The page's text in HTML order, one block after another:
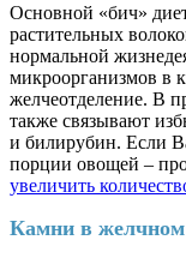
Основной «бич»
растительных
нормальной
микроорганизмов в
желчеотделение. В
также связывают
и билирубин. Если
порции овощей –
увеличить
Камни в желчном